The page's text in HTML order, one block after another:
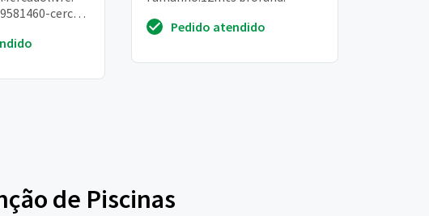
cerca-
...
Pedido atendido
de Piscinas